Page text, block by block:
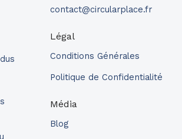
contact@circularplace.fr
Légal
Conditions Générales
Politique de Confidentialité
Média
Blog